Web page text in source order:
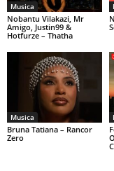
Musica
Nobantu Vilakazi, Mr
Amigo, Justin99 &
Hotfurze – Thatha
Musica
Bruna Tatiana – Rancor
Zero